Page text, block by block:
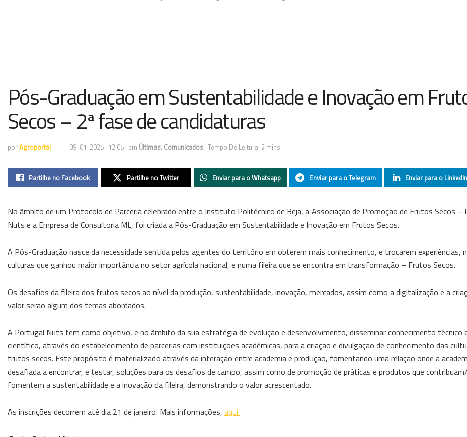
Pós-Graduação em Sustentabilidade e Inovação em
Secos – 2ª fase de candidaturas
porAgroportal 09-01-2025 | 12:05 em Últimas, Comunicados Tempo De Leitura: 2 mins
Partilhe no Facebook Partilhe no Twitter Enviar para o Whatsapp Enviar para o Telegram Enviar para o LinkedIn
No âmbito de um Protocolo de Parceria celebrado entre o Instituto Politécnico de Beja, a Associação de Promoção de Frutos Secos –
Nuts e a Empresa de Consultoria ML, foi criada a Pós-Graduação em Sustentabilidade e Inovação em Frutos Secos.
A Pós-Graduação nasce da necessidade sentida pelos agentes do território em obterem mais conhecimento, e trocarem experiências,
culturas que ganhou maior importância no setor agrícola nacional, e numa fileira que se encontra em transformação – Frutos Secos.
Os desafios da fileira dos frutos secos ao nível da produção, sustentabilidade, inovação, mercados, assim como a digitalização e a
valor serão algum dos temas abordados.
A Portugal Nuts tem como objetivo, e no âmbito da sua estratégia de evolução e desenvolvimento, disseminar conhecimento técnico
científico, através do estabelecimento de parcerias com instituições académicas, para a criação e divulgação de conhecimento das
frutos secos. Este propósito é materializado através da interação entre academia e produção, fomentando uma relação onde a
desafiada a encontrar, e testar, soluções para os desafios de campo, assim como de promoção de práticas e produtos que contribuam/
fomentem a sustentabilidade e a inovação da fileira, demonstrando o valor acrescentado.
As inscrições decorrem até dia 21 de janeiro. Mais informações, aqui.